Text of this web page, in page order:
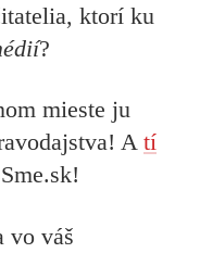
ktorí ku
?
mieste ju
A tí
vo váš